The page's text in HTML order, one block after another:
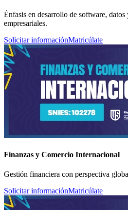
Énfasis en desarrollo de software, datos
empresariales.
Solicitar informaciónMatricúlate
Finanzas y Comercio Internacional
Gestión financiera con perspectiva
Solicitar informaciónMatricúlate